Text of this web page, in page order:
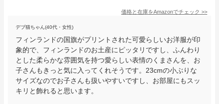
価格と在庫をAmazonでチェック >>
デブ猫ちゃん(40代・女性)
フィンランドの国旗がプリントされた可愛らしいお洋服が印
象的で、フィンランドのお土産にピッタリですし、ふんわり
とした柔らかな雰囲気を持つ愛らしい表情のくまさんを、お
子さんもきっと気に入ってくれそうです。23cmの小ぶりな
サイズなのでお子さんも扱いやすいですし、お部屋にもスッ
キリと飾れると思います。